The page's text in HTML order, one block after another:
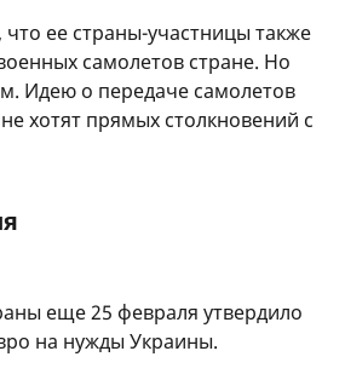
ее страны-участницы также
самолетов стране. Но
Идею о передаче самолетов
хотят прямых столкновений с
еще 25 февраля утвердило
на нужды Украины.